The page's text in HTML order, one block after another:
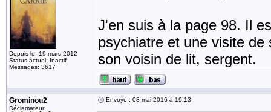
Depuis le: 19 mars 2012
Status actuel: Inactif
Messages: 3617
J'en suis à la page 98. Il
psychiatre et une visite
son voisin de lit, sergent.
Grominou2
Déclamateur
Envoyé : 08 mai 2016 à 19:13